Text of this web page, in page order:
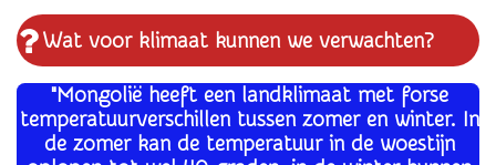
Wat voor klimaat kunnen we verwachten?
"Mongolië heeft een landklimaat met forse
temperatuurverschillen tussen zomer en winter. In
de zomer kan de temperatuur in de woestijn